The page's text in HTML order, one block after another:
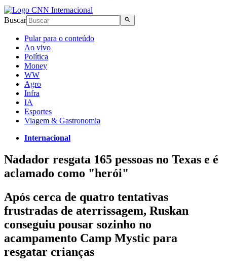
Buscar
Pular para o conteúdo
Ao vivo
Política
Money
WW
Agro
Infra
IA
Esportes
Viagem & Gastronomia
Internacional
Nadador resgata 165 pessoas no Texas e é
aclamado como "herói"
Após cerca de quatro tentativas
frustradas de aterrissagem, Ruskan
conseguiu pousar sozinho no
acampamento Camp Mystic para
resgatar crianças